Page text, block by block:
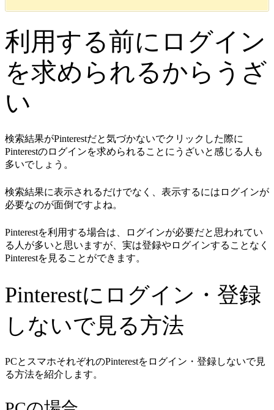
利用する前にログイン
を求められるからうざ
い
検索結果がPinterestだと気づかないでクリックした際に
Pinterestのログインを求められることにうざいと感じる人も
多いでしょう。
検索結果に表示されるだけでなく、表示するにはログインが
必要なのが面倒ですよね。
Pinterestを利用する場合は、ログインが必要だと思われてい
る人が多いと思いますが、実は登録やログインすることなく
Pinterestを見ることができます。
Pinterestにログイン・登録
しないで見る方法
PCとスマホそれぞれのPinterestをログイン・登録しないで見
る方法を紹介します。